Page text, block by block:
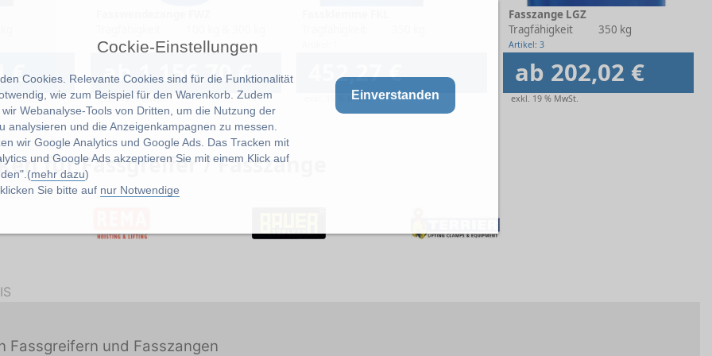
Cockie-Einstellungen
Cookies. Relevante Cookies sind für die Funktionalität
wie zum Beispiel für den Warenkorb. Zudem
Webanalyse-Tools von Dritten, um die Nutzung der
analysieren und die Anzeigenkampagnen zu messen.
wir Google Analytics und Google Ads. Das Tracken mit
und Google Ads akzeptieren Sie mit einem Klick auf
mehr dazu)
Sie bitte auf nur Notwendige
Einverstanden
€
Artikel: 6
ab 1.156,70 €
exkl. 19 % MwSt.
452,27 €
exkl. 19 % MwSt.
Fasszange LGZ
Tragfähigkeit
350 kg
Artikel: 3
ab 202,02 €
exkl. 19 % MwSt.
für Fassgreifer / Fasszange
Fassgreifern und Fasszangen